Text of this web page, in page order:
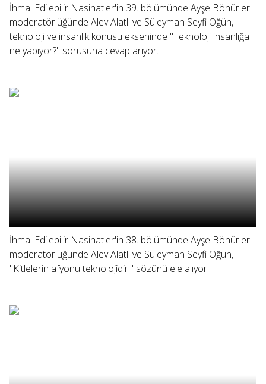
İhmal Edilebilir Nasihatler'in 39. bölümünde Ayşe Böhürler
moderatörlüğünde Alev Alatlı ve Süleyman Seyfi Öğün,
teknoloji ve insanlık konusu ekseninde "Teknoloji insanlığa
ne yapıyor?" sorusuna cevap arıyor.
İhmal Edilebilir Nasihatler'in 38. bölümünde Ayşe Böhürler
moderatörlüğünde Alev Alatlı ve Süleyman Seyfi Öğün,
"Kitlelerin afyonu teknolojidir." sözünü ele alıyor.